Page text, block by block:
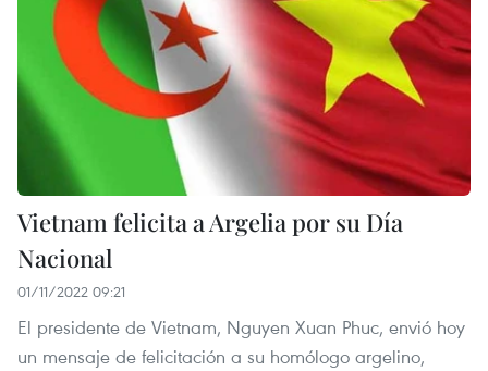
Vietnam felicita a Argelia por su Día
Nacional
01/11/2022 09:21
El presidente de Vietnam, Nguyen Xuan Phuc, envió hoy
un mensaje de felicitación a su homólogo argelino,